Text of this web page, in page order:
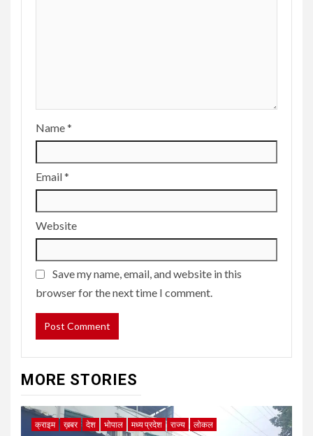
Name*
Email*
Website
Save my name, email, and website in this
browser for the next time I comment.
MORE STORIES
क्राइम ख़बर देश भोपाल मध्य प्रदेश राज्य लोकल